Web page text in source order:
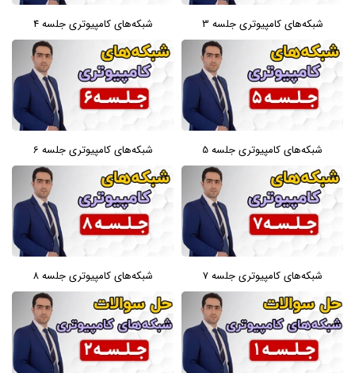
شبکه‌های کامپیوتری جلسه 3 شبکه‌های کامپیوتری جلسه 4
شبکه‌های کامپیوتری جلسه 5 شبکه‌های کامپیوتری جلسه 6
شبکه‌های کامپیوتری جلسه 7 شبکه‌های کامپیوتری جلسه 8